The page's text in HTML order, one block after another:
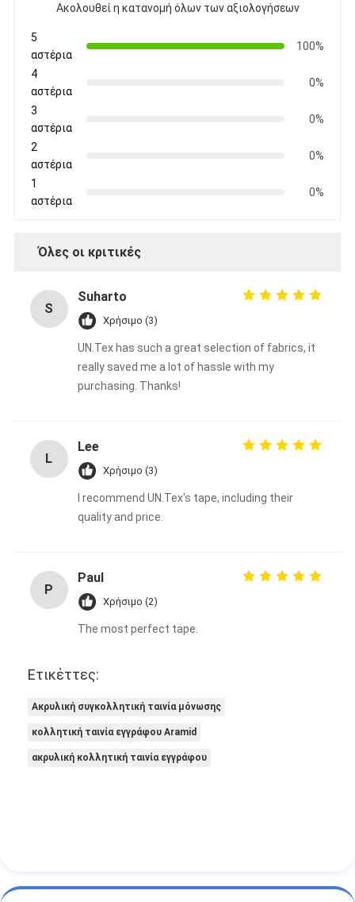
Ακολουθεί η κατανομή όλων των αξιολογήσεων
5
αστέρια
100%
4
αστέρια
0%
3
αστέρια
0%
2
αστέρια
0%
1
αστέρια
0%
Όλες οι κριτικές
S
Suharto
Χρήσιμο (3)
UN.Tex has such a great selection of fabrics, it
really saved me a lot of hassle with my
purchasing. Thanks!
L
Lee
Χρήσιμο (3)
I recommend UN.Tex's tape, including their
quality and price.
P
Paul
Χρήσιμο (2)
The most perfect tape.
Ετικέττες:
Ακρυλική συγκολλητική ταινία μόνωσης
κολλητική ταινία εγγράφου Aramid
ακρυλική κολλητική ταινία εγγράφου